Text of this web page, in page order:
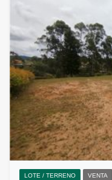
LOTE / TERRENO VENTA